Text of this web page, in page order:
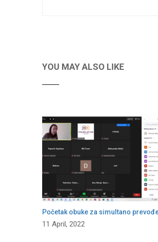
YOU MAY ALSO LIKE
Početak obuke za simultano
11 April, 2022